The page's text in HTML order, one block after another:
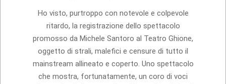
08Ho visto, purtroppo con notevole e colpevole
ritardo, la registrazione dello spettacolo
promosso da Michele Santoro al Teatro Ghione,
oggetto di strali, malefici e censure di tutto il
mainstream allineato e coperto. Uno spettacolo
che mostra, fortunatamente, un coro di voci